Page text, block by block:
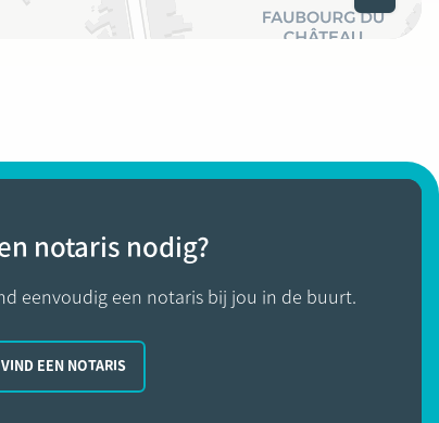
notaris nodig?
eenvoudig een notaris bij jou in de buurt.
VIND EEN NOTARIS